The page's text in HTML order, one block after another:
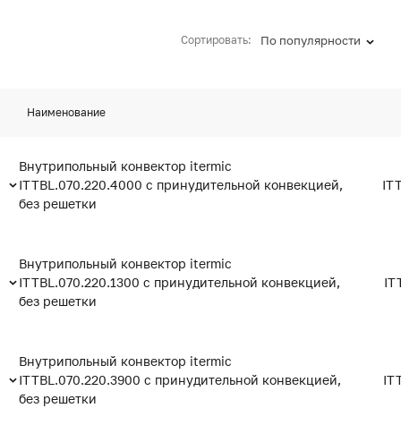
Сортировать: По популярности
Наименование
Внутрипольный конвектор itermic
ITTBL.070.220.4000 с принудительной конвекцией,
без решетки
Внутрипольный конвектор itermic
ITTBL.070.220.1300 с принудительной конвекцией,
без решетки
Внутрипольный конвектор itermic
ITTBL.070.220.3900 с принудительной конвекцией,
без решетки